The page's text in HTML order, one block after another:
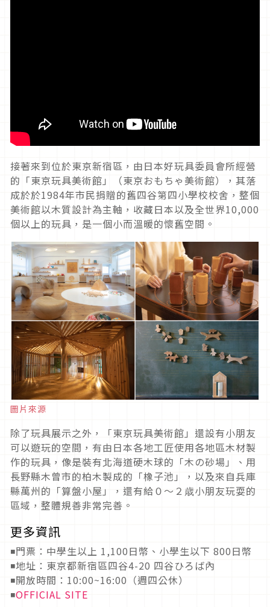
接著來到位於東京新宿區，由日本好玩具委員會所經營
的「東京玩具美術館」（東京おもちゃ美術館），其落
成於於1984年市民捐贈的舊四谷第四小學校校舍，整個
美術館以木質設計為主軸，收藏日本以及全世界10,000
個以上的玩具，是一個小而溫暖的懷舊空間。
圖片來源
除了玩具展示之外，「東京玩具美術館」還設有小朋友
可以遊玩的空間，有由日本各地工匠使用各地區木材製
作的玩具，像是裝有北海道硬木球的「木の砂場」、用
長野縣木曾市的柏木製成的「橡子池」，以及來自兵庫
縣萬州的「算盤小屋」，還有給０～２歳小朋友玩耍的
區域，整體規善非常完善。
更多資訊
◾門票：中學生以上 1,100日幣、小學生以下 800日幣
◾地址：東京都新宿區四谷4-20 四谷ひろば內
◾開放時間：10:00~16:00（週四公休）
◾OFFICIAL SITE